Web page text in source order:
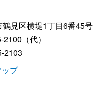
鶴見区横堤1丁目6番45号
（代）
2103
プ